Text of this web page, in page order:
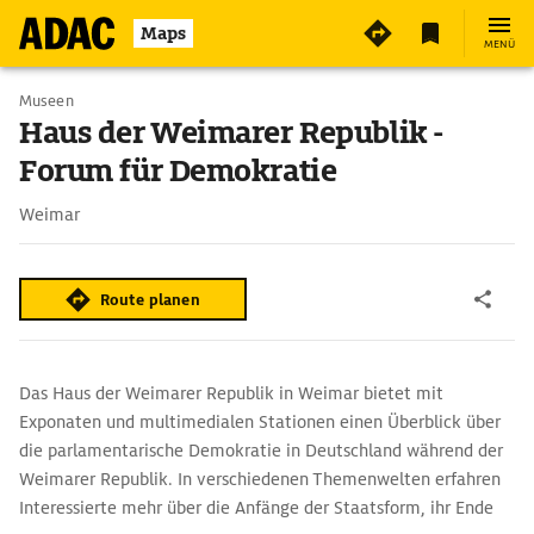
Maps MENÜ
Museen
Haus der Weimarer Republik -
Forum für Demokratie
Weimar
Route planen
Das Haus der Weimarer Republik in Weimar bietet mit
Exponaten und multimedialen Stationen einen Überblick über
die parlamentarische Demokratie in Deutschland während der
Weimarer Republik. In verschiedenen Themenwelten erfahren
Interessierte mehr über die Anfänge der Staatsform, ihr Ende